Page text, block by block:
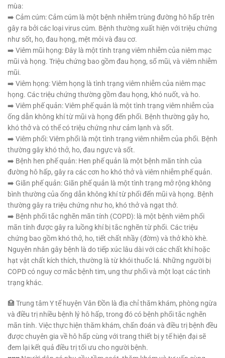
mùa:
➡️ Cảm cúm: Cảm cúm là một bệnh nhiễm trùng đường hô hấp trên
gây ra bởi các loại virus cúm. Bệnh thường xuất hiện với triệu chứng
như sốt, ho, đau họng, mệt mỏi và đau cơ.
➡️ Viêm mũi họng: Đây là một tình trạng viêm nhiễm của niêm mạc
mũi và họng. Triệu chứng bao gồm đau họng, sổ mũi, và viêm nhiễm
mũi.
➡️ Viêm họng: Viêm họng là tình trạng viêm nhiễm của niêm mạc
họng. Các triệu chứng thường gồm đau họng, khó nuốt, và ho.
➡️ Viêm phế quản: Viêm phế quản là một tình trạng viêm nhiễm của
ống dẫn không khí từ mũi và họng đến phổi. Bệnh thường gây ho,
khó thở và có thể có triệu chứng như cảm lạnh và sốt.
➡️ Viêm phổi: Viêm phổi là một tình trạng viêm nhiễm của phổi. Bệnh
thường gây khó thở, ho, đau ngực và sốt.
➡️ Bệnh hen phế quản: Hen phế quản là một bệnh mãn tính của
đường hô hấp, gây ra các cơn ho khó thở và viêm nhiễm phế quản.
➡️ Giãn phế quản: Giãn phế quản là một tình trạng mở rộng không
bình thường của ống dẫn không khí từ phổi đến mũi và họng. Bệnh
thường gây ra triệu chứng như ho, khó thở và ngạt thở.
➡️ Bệnh phổi tắc nghẽn mãn tính (COPD): là một bệnh viêm phổi
mãn tính được gây ra luồng khí bị tắc nghẽn từ phổi. Các triệu
chứng bao gồm khó thở, ho, tiết chất nhầy (đờm) và thở khò khè.
Nguyên nhân gây bệnh là do tiếp xúc lâu dài với các chất khí hoặc
hạt vật chất kích thích, thường là từ khói thuốc lá. Những người bị
COPD có nguy cơ mắc bệnh tim, ung thư phổi và một loạt các tình
trạng khác.
🏥 Trung tâm Y tế huyện Vân Đồn là địa chỉ thăm khám, phòng ngừa
và điều trị nhiều bệnh lý hô hấp, trong đó có bệnh phổi tắc nghẽn
mãn tính. Việc thực hiện thăm khám, chẩn đoán và điều trị bệnh đều
được chuyên gia về hô hấp cùng với trang thiết bị y tế hiện đại sẽ
đem lại kết quả điều trị tối ưu cho người bệnh.